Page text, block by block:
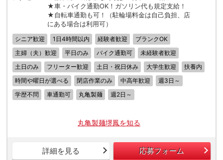
★車・バイク通勤OK！ガソリン代も規定支給！
★自転車通勤も可！（駐輪場料金は自己負担、店
にある場合は利用可）
シニア歓迎 1日4時間以内 経験者歓迎
ブランクOK
主婦（夫）歓迎
平日のみ バイク通勤可
未経験者歓迎
土日のみ
フリーター歓迎 土日・祝日休み 大学生歓迎
扶養内
時間や曜日が選べる
閉店作業のみ 中高年歓迎
週3日～
学歴不問
車通勤可 丸亀製麺 週2日～
丸亀製麺堺鳳を知る
詳細を見る 応募フォーム